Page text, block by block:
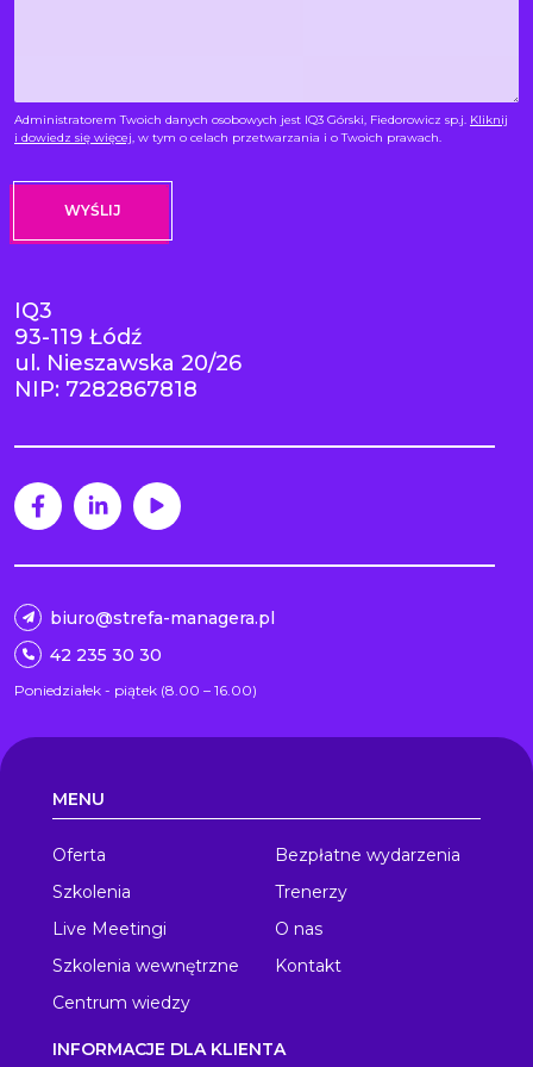
Administratorem Twoich danych osobowych jest IQ3 Górski, Fiedorowicz sp.j. Kliknij
i dowiedz się więcej, w tym o celach przetwarzania i o Twoich prawach.
IQ3
93-119 Łódź
ul. Nieszawska 20/26
NIP: 7282867818
biuro@strefa-managera.pl
42 235 30 30
Poniedziałek - piątek (8.00 – 16.00)
MENU
Oferta
Szkolenia
Live Meetingi
Szkolenia wewnętrzne
Centrum wiedzy
Bezpłatne wydarzenia
Trenerzy
O nas
Kontakt
INFORMACJE DLA KLIENTA